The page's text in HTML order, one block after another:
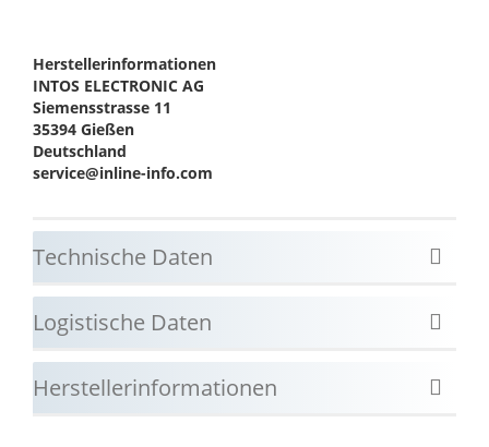
Herstellerinformationen
INTOS ELECTRONIC AG
Siemensstrasse 11
35394 Gießen
Deutschland
service@inline-info.com
Technische Daten
Logistische Daten
Herstellerinformationen